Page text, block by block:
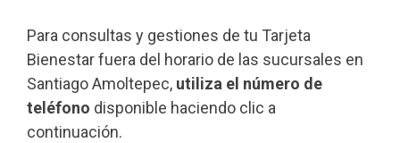
Para consultas y gestiones de tu Tarjeta
Bienestar fuera del horario de las sucursales en
Santiago Amoltepec, utiliza el número de
teléfono disponible haciendo clic a
continuación.